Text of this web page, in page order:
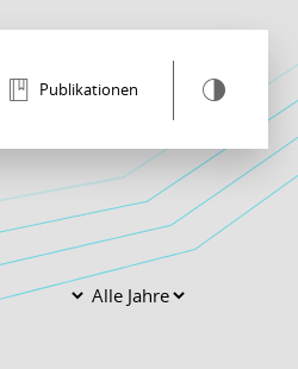
Publikationen